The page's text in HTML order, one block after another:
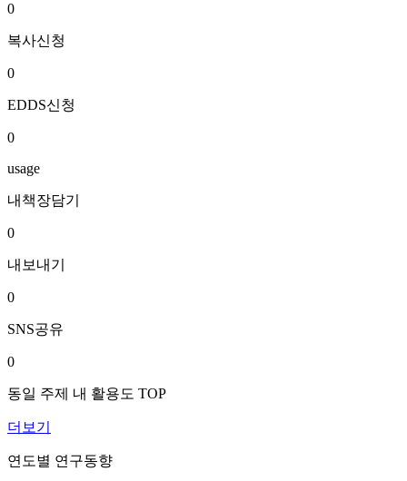
0
복사신청
0
EDDS신청
0
usage
내책장담기
0
내보내기
0
SNS공유
0
동일 주제 내 활용도 TOP
더보기
연도별 연구동향